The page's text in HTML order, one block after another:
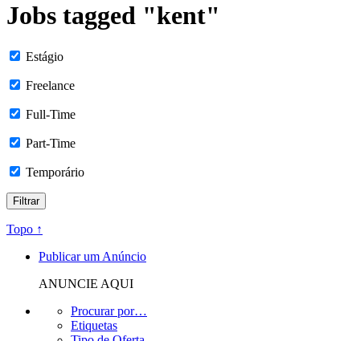
Jobs tagged "kent"
Estágio
Freelance
Full-Time
Part-Time
Temporário
Topo ↑
Publicar um Anúncio
ANUNCIE AQUI
Procurar por…
Etiquetas